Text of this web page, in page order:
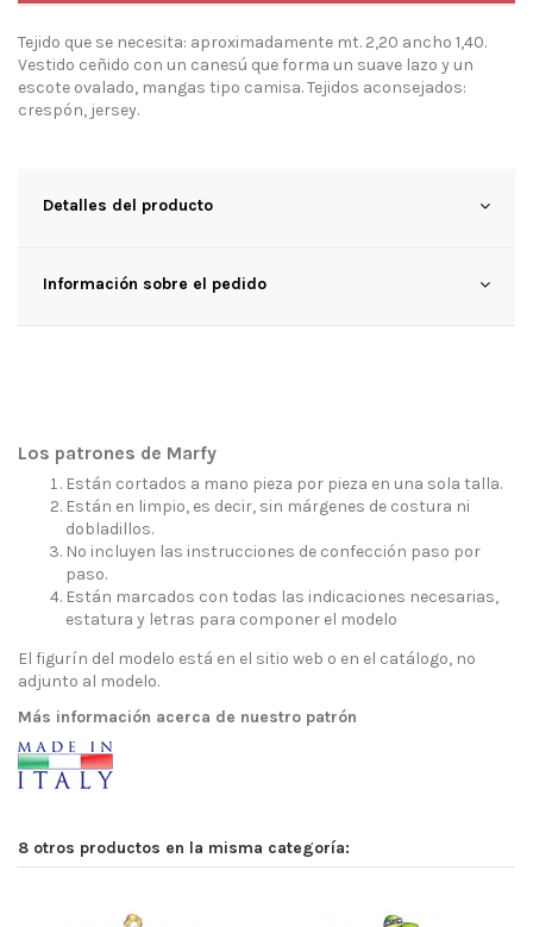
Tejido que se necesita: aproximadamente mt. 2,20 ancho 1,40.
Vestido ceñido con un canesú que forma un suave lazo y un
escote ovalado, mangas tipo camisa. Tejidos aconsejados:
crespón, jersey.
Detalles del producto
Información sobre el pedido
Los patrones de Marfy
Están cortados a mano pieza por pieza en una sola talla.
Están en limpio, es decir, sin márgenes de costura ni
dobladillos.
No incluyen las instrucciones de confección paso por
paso.
Están marcados con todas las indicaciones necesarias,
estatura y letras para componer el modelo
El figurín del modelo está en el sitio web o en el catálogo, no
adjunto al modelo.
Más información acerca de nuestro patrón
8 otros productos en la misma categoría: